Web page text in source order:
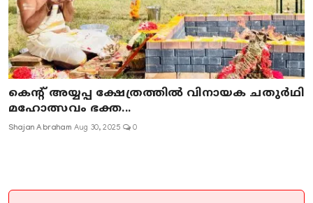
കെന്റ് അയ്യപ്പ ക്ഷേത്രത്തിൽ വിനായക ചതുർഥി
മഹോത്സവം ഭക്ത...
Shajan Abraham Aug 30, 2025 0